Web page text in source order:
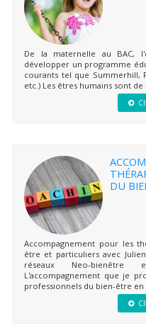
De la maternelle au BAC,
développer un programme
courants tel que Summerhill,
etc.) Les êtres humains sont
DU
Accompagnement pour les
être et particuliers avec
réseaux Neo-bienêtre
L'accompagnement que je
professionnels du bien-être en